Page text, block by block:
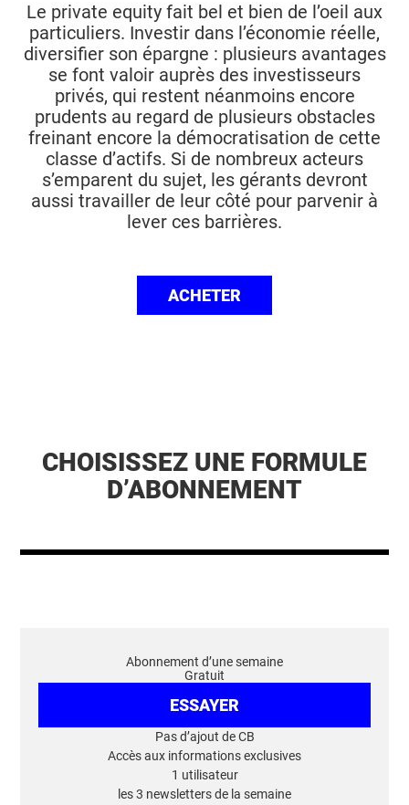
Le private equity fait bel et bien de l’oeil aux
particuliers. Investir dans l’économie réelle,
diversifier son épargne : plusieurs avantages
se font valoir auprès des investisseurs
privés, qui restent néanmoins encore
prudents au regard de plusieurs obstacles
freinant encore la démocratisation de cette
classe d’actifs. Si de nombreux acteurs
s’emparent du sujet, les gérants devront
aussi travailler de leur côté pour parvenir à
lever ces barrières.
ACHETER
CHOISISSEZ UNE FORMULE
D’ABONNEMENT
Abonnement d’une semaine
Gratuit
ESSAYER
Pas d’ajout de CB
Accès aux informations exclusives
1 utilisateur
les 3 newsletters de la semaine